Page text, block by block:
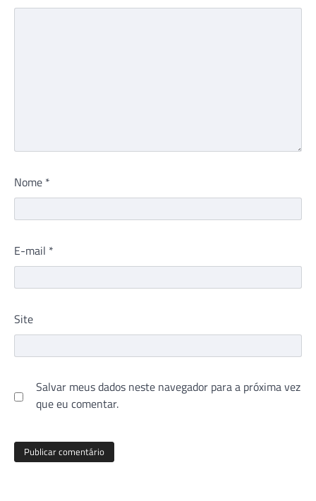
Nome *
E-mail *
Site
Salvar meus dados neste navegador para a próxima vez
que eu comentar.